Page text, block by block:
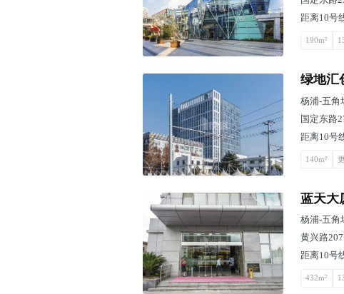
距离10号
190m²
绿地汇
杨浦-五角
国定东路
距离10号
140m²
蓝天大
杨浦-五角
黄兴路
距离10号
432m²